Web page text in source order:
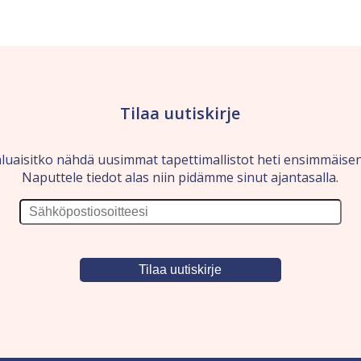
Tilaa uutiskirje
nähdä uusimmat tapettimallistot heti
Naputtele tiedot alas niin pidämme sinut ajantasalla.